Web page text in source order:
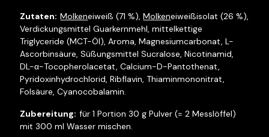
Molkeneiweiß (71 %),Molkeneiweißisolat (26 %),
Verdickungsmittel Guarkernmehl, mittelkettige
Triglyceride (MCT-Öl), Aroma, Magnesiumcarbonat, L-
Ascorbinsäure, Süßungsmittel Sucralose, Nicotinamid,
DL-α-Tocopherolacetat, Calcium-D-Pantothenat,
Pyridoxinhydrochlorid, Ribflavin, Thiaminmononitrat,
Folsäure, Cyanocobalamin.
für 1 Portion 30 g Pulver (= 2 Messlöffel)
mit 300 ml Wasser mischen.